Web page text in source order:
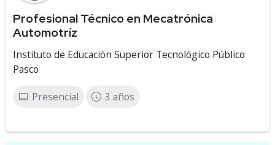
Profesional Técnico en Mecatrónica
Automotríz
Instituto de Educación Superior Tecnológico Público
Pasco
Presencial 3 años